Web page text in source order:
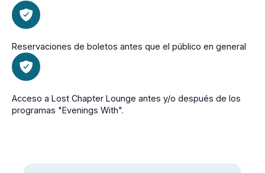
Reservaciones de boletos antes que el público en general
Acceso a Lost Chapter Lounge antes y/o después de los
programas "Evenings With".